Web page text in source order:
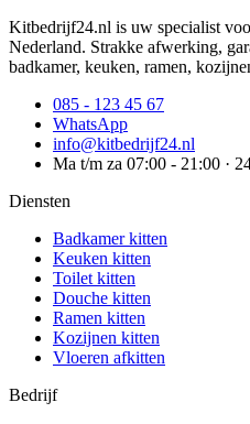
Kitbedrijf24.nl is uw specialist
Nederland. Strakke afwerking,
badkamer, keuken, ramen,
085 - 123 45 67
WhatsApp
info@kitbedrijf24.nl
Ma t/m za 07:00 - 21:00 ·
Diensten
Badkamer kitten
Keuken kitten
Toilet kitten
Douche kitten
Ramen kitten
Kozijnen kitten
Vloeren afkitten
Bedrijf